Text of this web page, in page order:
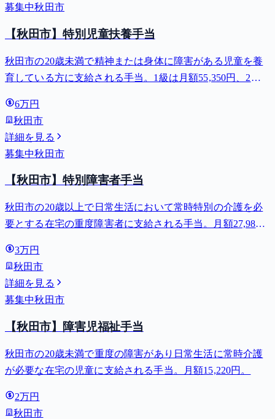
募集中秋田市
【秋田市】特別児童扶養手当
秋田市の20歳未満で精神または身体に障害がある児童を養
育している方に支給される手当。1級は月額55,350円、2級
6万円
秋田市
詳細を見る
募集中秋田市
【秋田市】特別障害者手当
秋田市の20歳以上で日常生活において常時特別の介護を必
要とする在宅の重度障害者に支給される手当。月額27,980
3万円
秋田市
詳細を見る
募集中秋田市
【秋田市】障害児福祉手当
秋田市の20歳未満で重度の障害があり日常生活に常時介護
が必要な在宅の児童に支給される手当。月額15,220円。
2万円
秋田市